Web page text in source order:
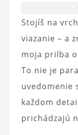
Stojíš na
viazanie – a
moja prilba
To nie je
uvedomenie
každom
prichádzajú